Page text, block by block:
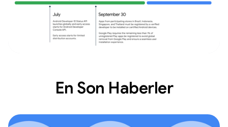
En Son Haberler